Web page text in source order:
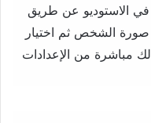
في الاستوديو عن طريق
صورة الشخص ثم اختيار